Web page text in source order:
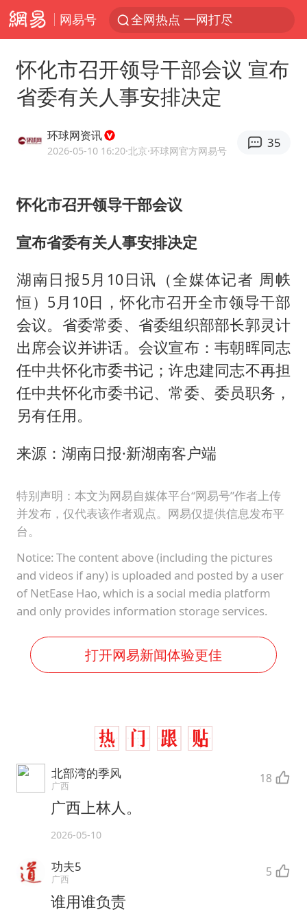
网易号 全网热点 一网打尽
怀化市召开领导干部会议 宣布
省委有关人事安排决定
环球网资讯
2026-05-10 16:20·北京·环球网官方网易号
35
怀化市召开领导干部会议
宣布省委有关人事安排决定
湖南日报5月10日讯（全媒体记者 周帙
恒）5月10日，怀化市召开全市领导干部
会议。省委常委、省委组织部部长郭灵计
出席会议并讲话。会议宣布：韦朝晖同志
任中共怀化市委书记；许忠建同志不再担
任中共怀化市委书记、常委、委员职务，
另有任用。
来源：湖南日报·新湖南客户端
特别声明：本文为网易自媒体平台“网易号”作者上传
并发布，仅代表该作者观点。网易仅提供信息发布平
台。
Notice: The content above (including the pictures
and videos if any) is uploaded and posted by a user
of NetEase Hao, which is a social media platform
and only provides information storage services.
打开网易新闻体验更佳
北部湾的季风
广西 18
广西上林人。
2026-05-10
功夫5
广西 5
谁用谁负责